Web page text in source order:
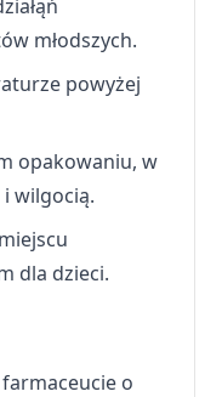
młodszych.
powyżej
opakowaniu, w
wilgocią.
dla dzieci.
o
treści
lub